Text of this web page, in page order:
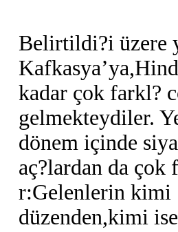
Belirtildi?i üzere
kadar çok farkl?
gelmekteydiler.
dönem içinde
aç?lardan da çok
r:Gelenlerin kimi
düzenden,kimi